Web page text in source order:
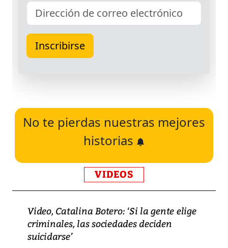
No te pierdas nuestras mejores
historias
VIDEOS
Video, Catalina Botero: ‘Si la gente elige
criminales, las sociedades deciden
suicidarse’